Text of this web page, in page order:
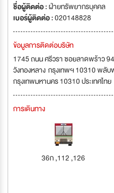
ชื่อผู้ติดต่อ :ฝ่ายทรัพยากรบุคคล
เบอร์ผู้ติดต่อ :020148828
ข้อมูลการติดต่อบริษัท
1745 ถนน ศรีวรา ซอยลาดพร้าว
วังทองหลาง กรุงเทพฯ 10310 พลับ
กรุงเทพมหานคร 10310 ประเทศไทย
การเดินทาง
36ก ,112 ,126